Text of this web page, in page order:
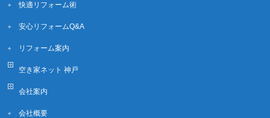
快適リフォーム術
安心リフォームQ&A
リフォーム案内
空き家ネット 神戸
会社案内
会社概要